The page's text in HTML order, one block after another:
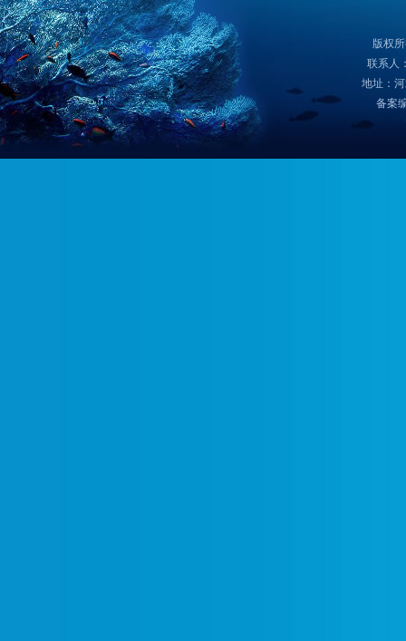
版权
联系人
地址：
备案